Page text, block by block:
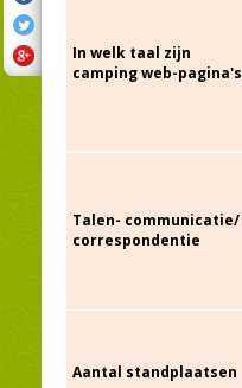
In welk taal zijn
camping web-pagina's
Talen- communicatie/
correspondentie
Aantal standplaatsen